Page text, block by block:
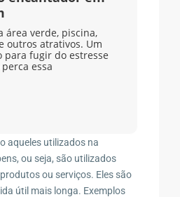
área verde, piscina,
outros atrativos. Um
para fugir do estresse
essa
aqueles utilizados na
ou seja, são utilizados
ou serviços. Eles são
útil mais longa. Exemplos